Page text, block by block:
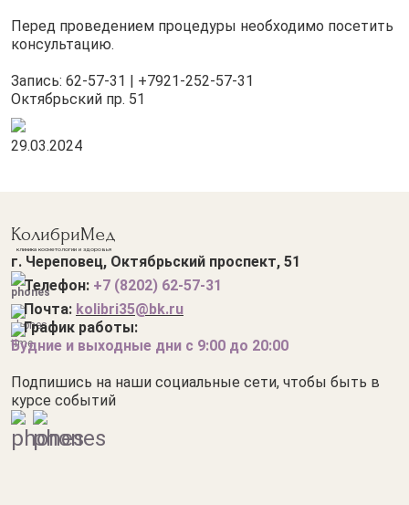
Перед проведением процедуры необходимо посетить
консультацию.
Запись: 62-57-31 | +7921-252-57-31
Октябрьский пр. 51
29.03.2024
КолибриМед
клиника косметологии и здоровья
г. Череповец, Октябрьский проспект, 51
Телефон: +7 (8202) 62-57-31
Почта: kolibri35@bk.ru
График работы:
Будние и выходные дни с 9:00 до 20:00
Подпишись на наши социальные сети, чтобы быть в
курсе событий